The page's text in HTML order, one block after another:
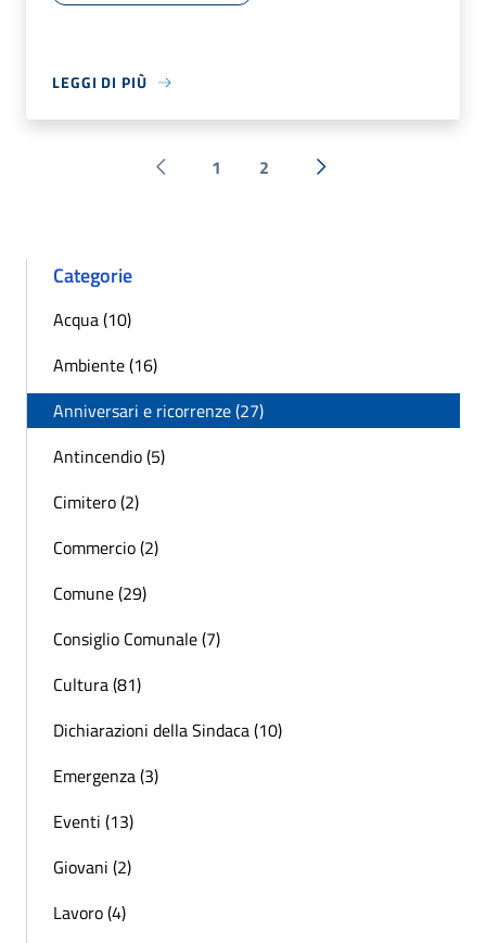
LEGGI DI PIÙ
Pagina precedente
1 2 Successiva »
Categorie
Acqua (10)
Ambiente (16)
Anniversari e ricorrenze (27)
Antincendio (5)
Cimitero (2)
Commercio (2)
Comune (29)
Consiglio Comunale (7)
Cultura (81)
Dichiarazioni della Sindaca (10)
Emergenza (3)
Eventi (13)
Giovani (2)
Lavoro (4)